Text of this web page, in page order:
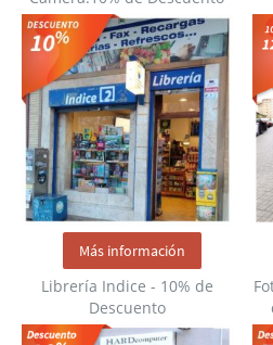
Librería Indice - 10% de
Descuento
Más información